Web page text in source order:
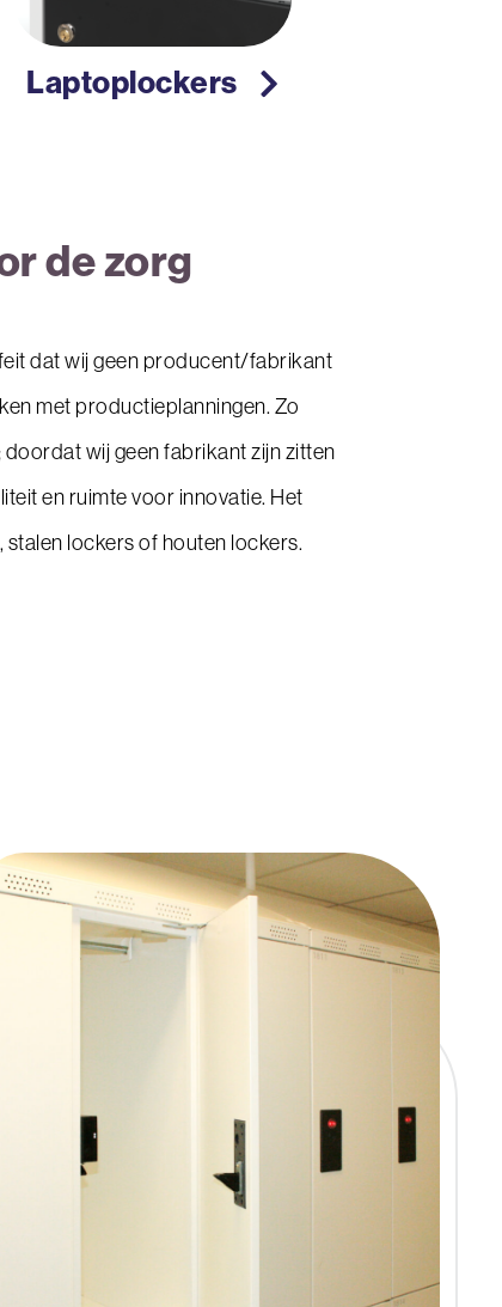
Laptoplockers
de zorg
dat wij geen producent/fabrikant
met productieplanningen. Zo
wij geen fabrikant zijn zitten
en ruimte voor innovatie. Het
lockers of houten lockers.